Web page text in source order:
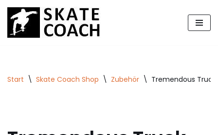
Zum
Inhalt
Start \ Skate Coach Shop \ Zubehör \ Tremendous Truck